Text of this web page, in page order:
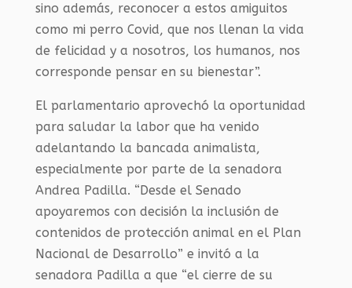
sino además, reconocer a estos amiguitos
como mi perro Covid, que nos llenan la vida
de felicidad y a nosotros, los humanos, nos
corresponde pensar en su bienestar”.
El parlamentario aprovechó la oportunidad
para saludar la labor que ha venido
adelantando la bancada animalista,
especialmente por parte de la senadora
Andrea Padilla. “Desde el Senado
apoyaremos con decisión la inclusión de
contenidos de protección animal en el Plan
Nacional de Desarrollo” e invitó a la
senadora Padilla a que “el cierre de su